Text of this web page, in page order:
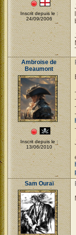
Inscrit depuis le :
24/09/2006
Ambroise de
Beaumont
Inscrit depuis le :
13/06/2010
Sam Ouraï